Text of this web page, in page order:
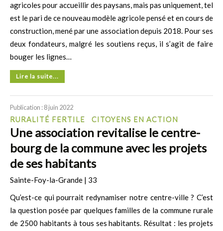
agricoles pour accueillir des paysans, mais pas uniquement, tel
est le pari de ce nouveau modèle agricole pensé et en cours de
construction, mené par une association depuis 2018. Pour ses
deux fondateurs, malgré les soutiens reçus, il s’agit de faire
bouger les lignes…
Lire la suite...
Publication : 8 juin 2022
RURALITÉ FERTILE CITOYENS EN ACTION
Une association revitalise le centre-
bourg de la commune avec les projets
de ses habitants
Sainte-Foy-la-Grande | 33
Qu’est-ce qui pourrait redynamiser notre centre-ville ? C’est
la question posée par quelques familles de la commune rurale
de 2500 habitants à tous ses habitants. Résultat : les projets